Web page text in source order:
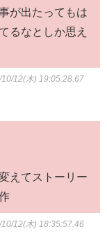
が出たってもは
るなとしか思え
10/12(木) 19:05:28.67
えてストーリー
10/12(木) 18:35:57.46